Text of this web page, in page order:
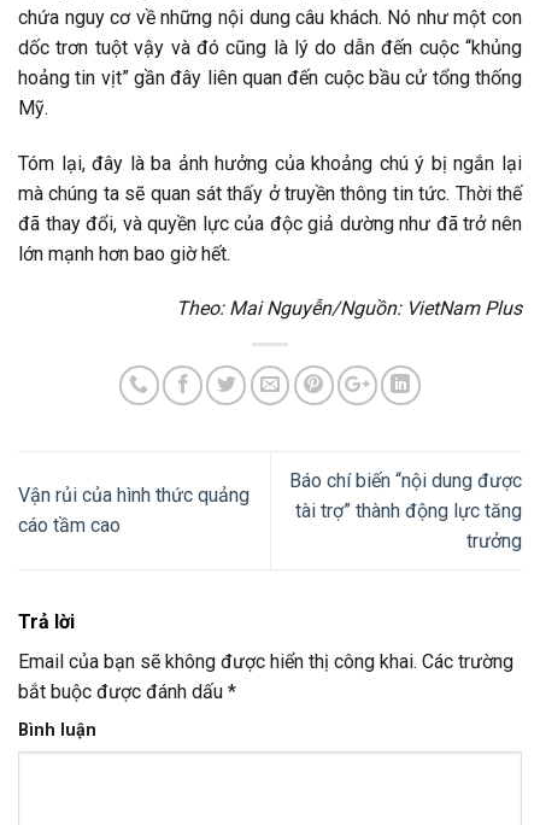
chứa nguy cơ về những nội dung câu khách. Nó như một con
dốc trơn tuột vậy và đó cũng là lý do dẫn đến cuộc “khủng
hoảng tin vịt” gần đây liên quan đến cuộc bầu cử tổng thống
Mỹ.
Tóm lại, đây là ba ảnh hưởng của khoảng chú ý bị ngắn lại
mà chúng ta sẽ quan sát thấy ở truyền thông tin tức. Thời thế
đã thay đổi, và quyền lực của độc giả dường như đã trở nên
lớn mạnh hơn bao giờ hết.
Theo: Mai Nguyễn/Nguồn: VietNam Plus
Vận rủi của hình thức quảng
cáo tầm cao
Báo chí biến “nội dung được
tài trợ” thành động lực tăng
trưởng
Trả lời
Email của bạn sẽ không được hiển thị công khai. Các trường
bắt buộc được đánh dấu *
Bình luận